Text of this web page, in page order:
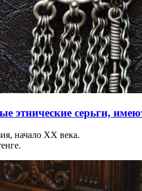
этнические серьги,
начало ХХ века.